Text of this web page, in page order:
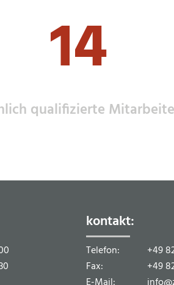
14
qualifizierte
kontakt:
Telefon:
+49
Fax:
+49